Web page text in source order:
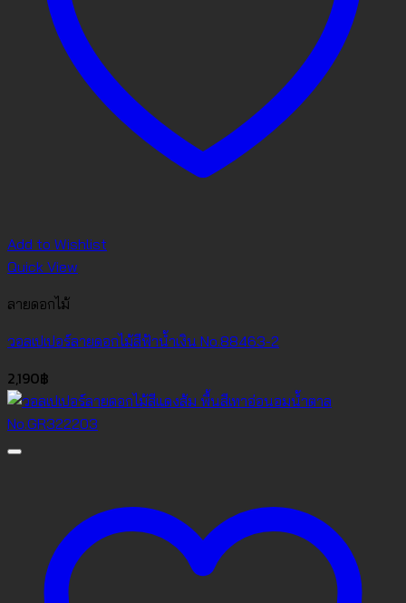
Add to Wishlist
Quick View
ลายดอกไม้
วอลเปเปอร์ลายดอกไม้สีฟ้าน้ำเงิน No.88463-2
2,190฿